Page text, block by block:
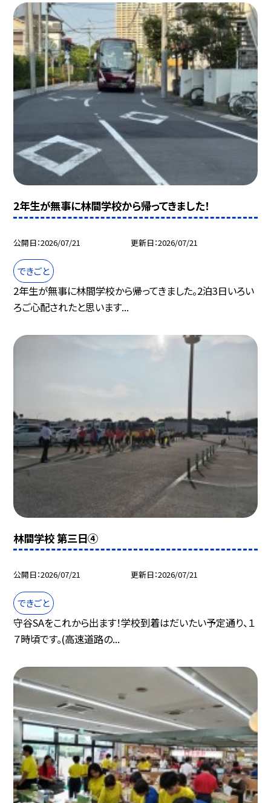
2年生が無事に林間学校から帰ってきました！
公開日 2026/07/21 更新日 2026/07/21
できごと
2年生が無事に林間学校から帰ってきました。2泊3日いろい
ろご心配されたと思います...
林間学校 第三日④
公開日 2026/07/21 更新日 2026/07/21
できごと
守谷SAをこれから出ます！学校到着はだいたい予定通り、１
７時頃です。(高速道路の...